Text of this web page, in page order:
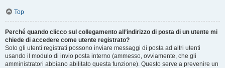
Top
Perché quando clicco sul collegamento all’indirizzo di posta di un utente mi
chiede di accedere come utente registrato?
Solo gli utenti registrati possono inviare messaggi di posta ad altri utenti
usando il modulo di invio posta interno (ammesso, ovviamente, che gli
amministratori abbiano abilitato questa funzione). Questo serve a prevenire un